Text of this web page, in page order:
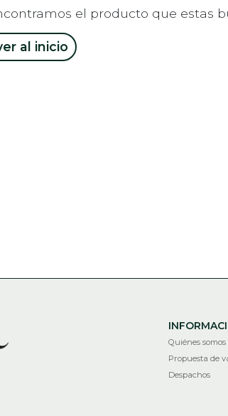
el producto que estas
al inicio
Quiénes somos
Propuesta de
Despachos